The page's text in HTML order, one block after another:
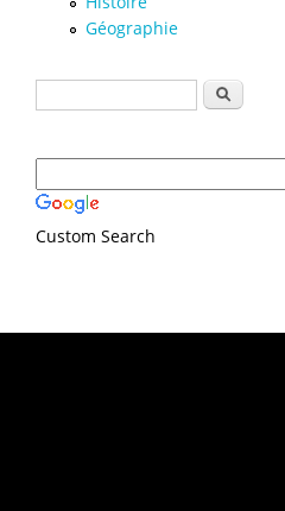
Géographie
Formulaire de recherche
Rechercher
Custom Search